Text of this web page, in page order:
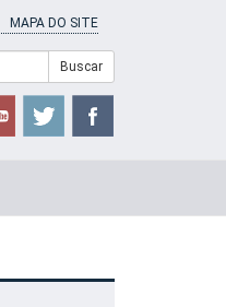
MAPA DO SITE
Buscar